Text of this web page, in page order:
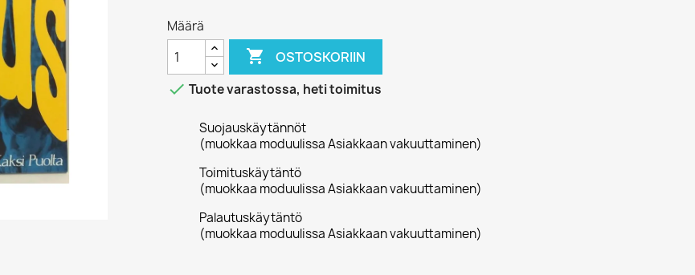
Määrä
 OSTOSKORIIN
 Tuote varastossa, heti toimitus
Suojauskäytännöt
(muokkaa moduulissa Asiakkaan vakuuttaminen)
Toimituskäytäntö
(muokkaa moduulissa Asiakkaan vakuuttaminen)
Palautuskäytäntö
(muokkaa moduulissa Asiakkaan vakuuttaminen)